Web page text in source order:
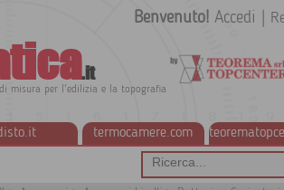
.it
misura per l'edilizia e la topografia
termocamere.com
Benvenuto! Accedi